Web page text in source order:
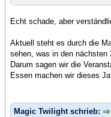
Echt schade, aber
Aktuell steht es durch die
sehen, was in den nächsten
Darum sagen wir die
Essen machen wir dieses
Magic Twilight schrieb: